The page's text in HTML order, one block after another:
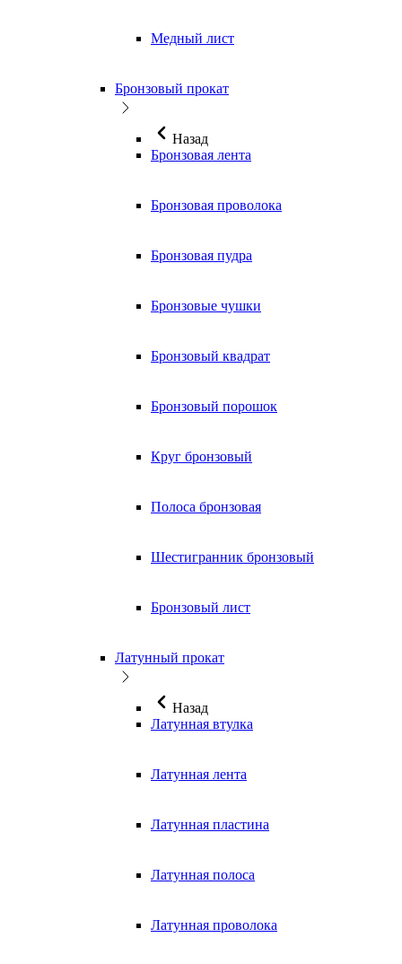
Медный лист
Бронзовый прокат
Назад
Бронзовая лента
Бронзовая проволока
Бронзовая пудра
Бронзовые чушки
Бронзовый квадрат
Бронзовый порошок
Круг бронзовый
Полоса бронзовая
Шестигранник бронзовый
Бронзовый лист
Латунный прокат
Назад
Латунная втулка
Латунная лента
Латунная пластина
Латунная полоса
Латунная проволока